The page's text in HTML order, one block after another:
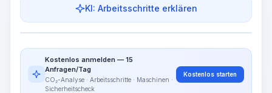
KI: Arbeitsschritte erklären
Work Steps
~15-30 Sek.
Kostenlos anmelden — 15
Anfragen/Tag
CO₂-Analyse · Arbeitsschritte · Maschinen ·
Sicherheitscheck
Kostenlos starten